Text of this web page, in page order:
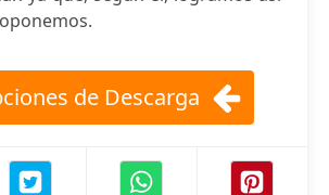
de Descarga